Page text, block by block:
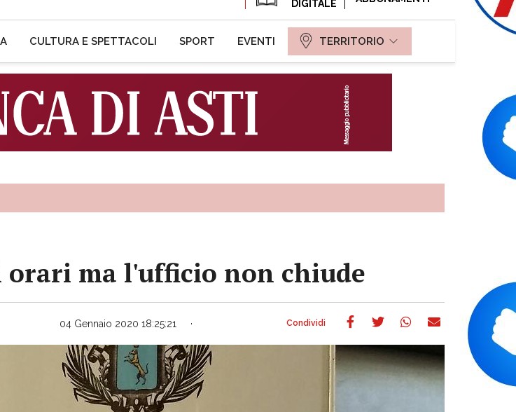
DIGITALE
CULTURA E SPETTACOLI SPORT EVENTI TERRITORIO
ma l'ufficio non chiude
04 Gennaio 2020 18:25:21